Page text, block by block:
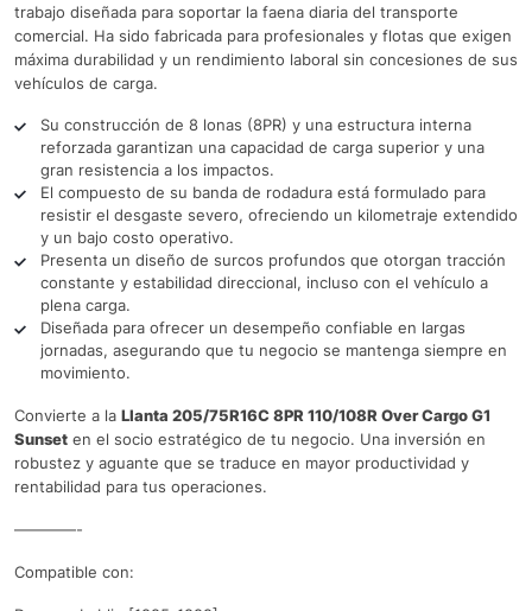
trabajo diseñada para soportar la faena diaria del transporte
comercial. Ha sido fabricada para profesionales y flotas que exigen
máxima durabilidad y un rendimiento laboral sin concesiones de sus
vehículos de carga.
Su construcción de 8 lonas (8PR) y una estructura interna
reforzada garantizan una capacidad de carga superior y una
gran resistencia a los impactos.
El compuesto de su banda de rodadura está formulado para
resistir el desgaste severo, ofreciendo un kilometraje extendido
y un bajo costo operativo.
Presenta un diseño de surcos profundos que otorgan tracción
constante y estabilidad direccional, incluso con el vehículo a
plena carga.
Diseñada para ofrecer un desempeño confiable en largas
jornadas, asegurando que tu negocio se mantenga siempre en
movimiento.
Convierte a la Llanta 205/75R16C 8PR 110/108R Over Cargo G1
Sunset en el socio estratégico de tu negocio. Una inversión en
robustez y aguante que se traduce en mayor productividad y
rentabilidad para tus operaciones.
————-
Compatible con: